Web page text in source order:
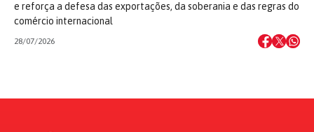
e reforça a defesa das exportações, da soberania e das regras do
comércio internacional
28/07/2026